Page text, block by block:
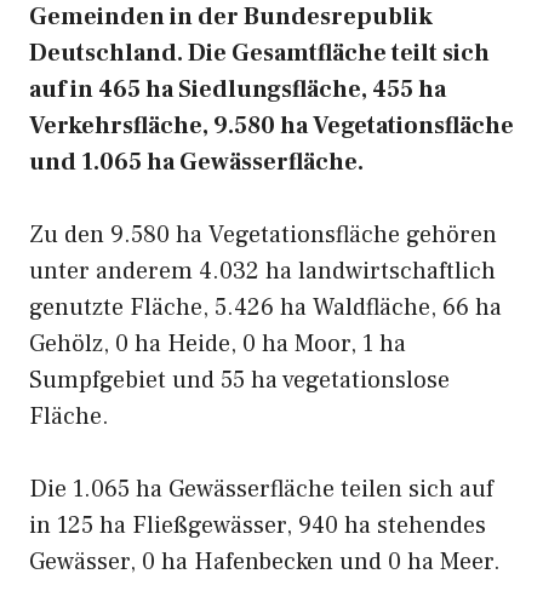
Gemeinden in der Bundesrepublik
Deutschland. Die Gesamtfläche teilt sich
auf in 465 ha Siedlungsfläche, 455 ha
Verkehrsfläche, 9.580 ha Vegetationsfläche
und 1.065 ha Gewässerfläche.
Zu den 9.580 ha Vegetationsfläche gehören
unter anderem 4.032 ha landwirtschaftlich
genutzte Fläche, 5.426 ha Waldfläche, 66 ha
Gehölz, 0 ha Heide, 0 ha Moor, 1 ha
Sumpfgebiet und 55 ha vegetationslose
Fläche.
Die 1.065 ha Gewässerfläche teilen sich auf
in 125 ha Fließgewässer, 940 ha stehendes
Gewässer, 0 ha Hafenbecken und 0 ha Meer.